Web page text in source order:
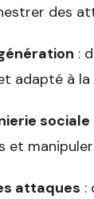
des
:
adapté à la
sociale
et
attaques :